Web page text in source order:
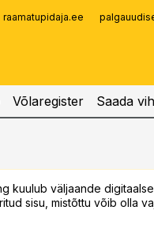
raamatupidaja.ee
Võlaregister Saada
kuulub väljaande
sisu, mistõttu võib olla